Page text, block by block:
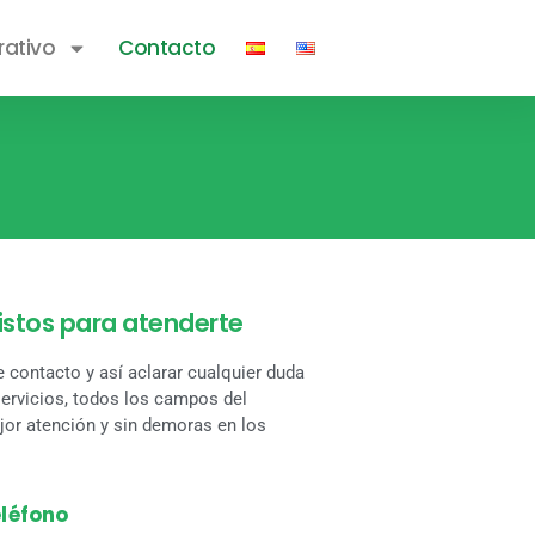
Contacto
para atenderte
y así aclarar cualquier duda
todos los campos del
atención y sin demoras en los